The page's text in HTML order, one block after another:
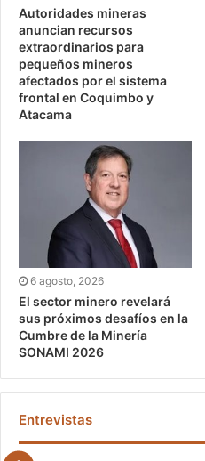
Autoridades mineras
anuncian recursos
extraordinarios para
pequeños mineros
afectados por el sistema
frontal en Coquimbo y
Atacama
6 agosto, 2026
El sector minero revelará
sus próximos desafíos en la
Cumbre de la Minería
SONAMI 2026
Entrevistas